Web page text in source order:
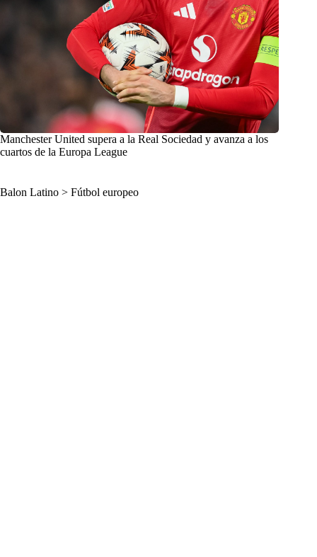
Manchester United supera a la Real Sociedad y avanza a los
cuartos de la Europa League
Balon Latino > Fútbol europeo